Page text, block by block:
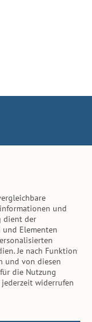
und
dient der
Elementen
Je nach Funktion
und von diesen
die Nutzung
widerrufen